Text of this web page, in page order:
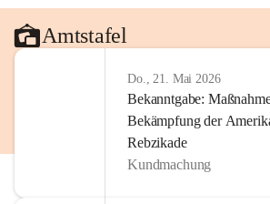
Amtstafel
Do., 21. Mai 2026
Bekanntgabe:
Bekämpfung der
Rebzikade
Kundmachung